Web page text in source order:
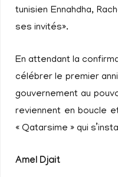
tunisien Ennahdha,
ses invités».
En attendant la
célébrer le premier
gouvernement au
reviennent en boucle
« Qatarsime » qui
Amel Djait